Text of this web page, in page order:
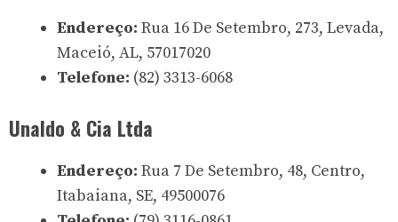
Endereço: Rua 16 De Setembro, 273, Levada,
Maceió, AL, 57017020
Telefone: (82) 3313-6068
Unaldo & Cia Ltda
Endereço: Rua 7 De Setembro, 48, Centro,
Itabaiana, SE, 49500076